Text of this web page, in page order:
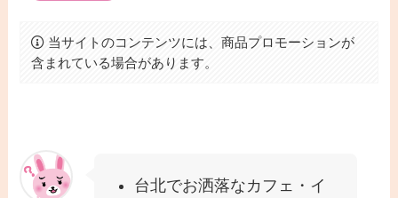
当サイトのコンテンツには、商品プロモーションが
含まれている場合があります。
台北でお洒落なカフェ・イ